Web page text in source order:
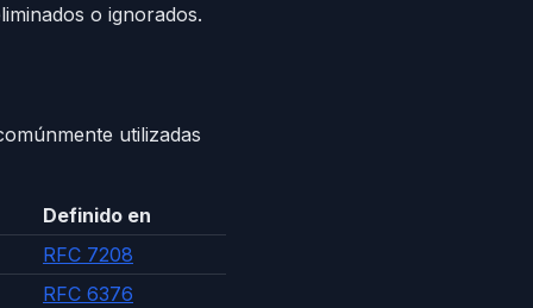
o ignorados.
utilizadas
Definido en
RFC 7208
RFC 6376